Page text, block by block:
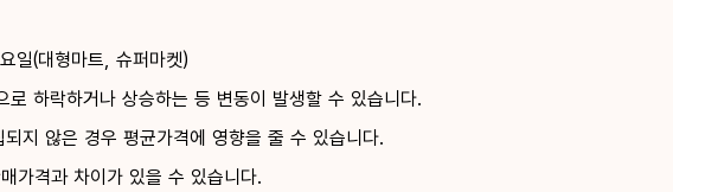
일(대형마트, 슈퍼마켓)
하락하거나 상승하는 등 변동이 발생할 수 있습니다.
지 않은 경우 평균가격에 영향을 줄 수 있습니다.
가격과 차이가 있을 수 있습니다.